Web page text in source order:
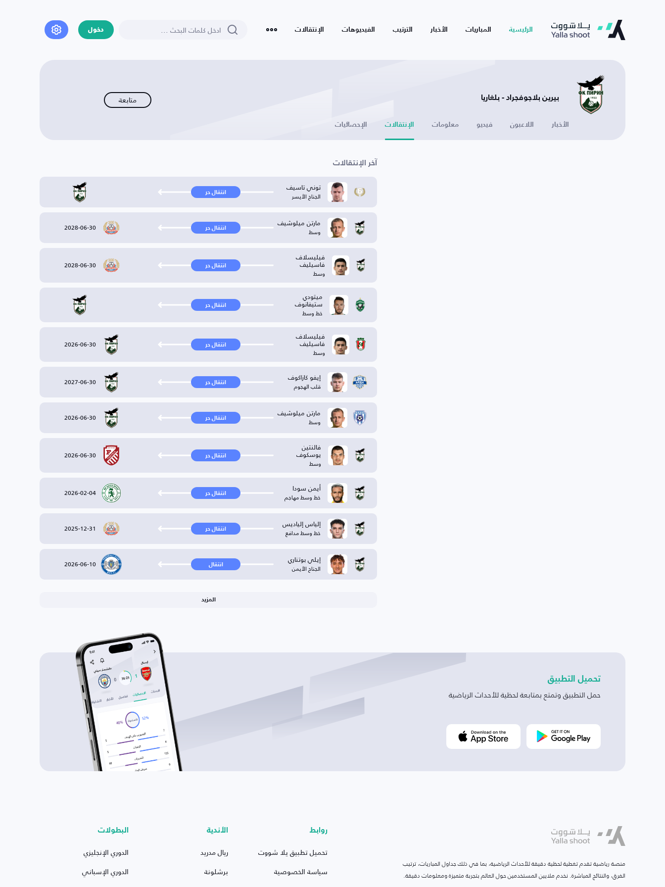
الرئيسية المباريات الأخبار الترتيب الفيديوهات الإنتقالات دخول
بيرين بلاجوفجراد - بلغاريا متابعة
الأخبار اللاعبون فيديو معلومات الإنتقالات الإحصائيات
آخر الإنتقالات
توني تاسيف
الجناح الأيسر انتقال حر
مارتن ميلوشيف
وسط انتقال حر 2028-06-30
فيليسلاف
فاسيليف
وسط
انتقال حر 2028-06-30
ميتودي
ستيفانوف
خط وسط
انتقال حر
فيليسلاف
فاسيليف
وسط
انتقال حر 2026-06-30
إيفو كازاكوف
قلب الهجوم انتقال حر 2027-06-30
مارتن ميلوشيف
وسط انتقال حر 2026-06-30
فالنتين
يوسكوف
وسط
انتقال حر 2026-06-30
أيمن سودا
خط وسط مهاجم انتقال حر 2026-02-04
إلياس إلياديس
خط وسط مدافع انتقال حر 2025-12-31
إيلي بوتناري
الجناح الأيمن انتقال 2026-06-10
المزيد
تحميل التطبيق
حمل التطبيق وتمتع بمتابعة لحظية للأحداث الرياضية
منصة رياضية تقدم تغطية لحظية دقيقة للأحداث الرياضية، بما في ذلك جداول المباريات، ترتيب
الفرق، والنتائج المباشرة. نخدم ملايين المستخدمين حول العالم بتجربة متميزة ومعلومات دقيقة.
روابط
تحميل تطبيق يلا شووت
سياسة الخصوصية
الأندية
ريال مدريد
برشلونة
البطولات
الدوري الإنجليزي
الدوري الإسباني